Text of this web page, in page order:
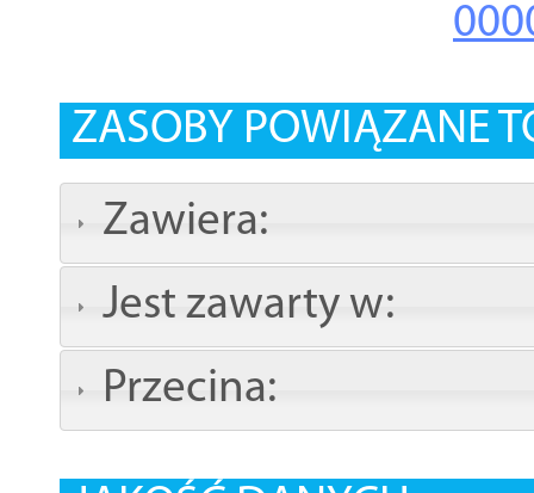
ZASOBY POWIĄZANE
Zawiera:
Jest zawarty w:
Przecina: